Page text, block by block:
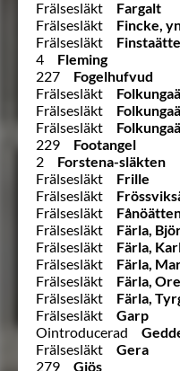
Frälsesläkt
Fargalt
Frälsesläkt
Fincke,
Frälsesläkt
4
Fleming
227
Fogelhufvud
Frälsesläkt
Frälsesläkt
Frälsesläkt
229
Footangel
2
Forstena-släkten
Frälsesläkt
Frille
Frälsesläkt
Frälsesläkt
Frälsesläkt
Färla,
Frälsesläkt
Färla,
Frälsesläkt
Färla,
Frälsesläkt
Färla,
Frälsesläkt
Färla,
Frälsesläkt
Garp
Ointroducerad
Frälsesläkt
Gera
279
Giös